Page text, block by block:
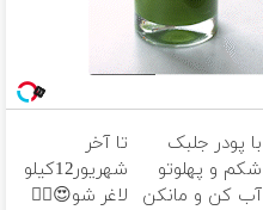
با پودر جلبک
شکم و پهلوتو
آب کن و مانکن
تا آخر
شهریور12کیلو
لاغر شو😍👌🏻